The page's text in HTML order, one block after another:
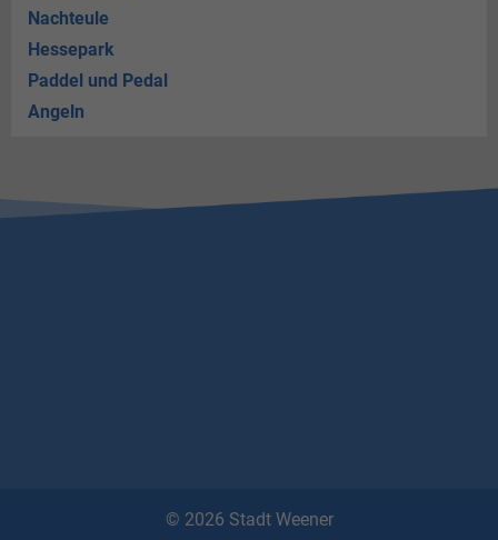
Nachteule
Hessepark
Paddel und Pedal
Angeln
© 2026 Stadt Weener